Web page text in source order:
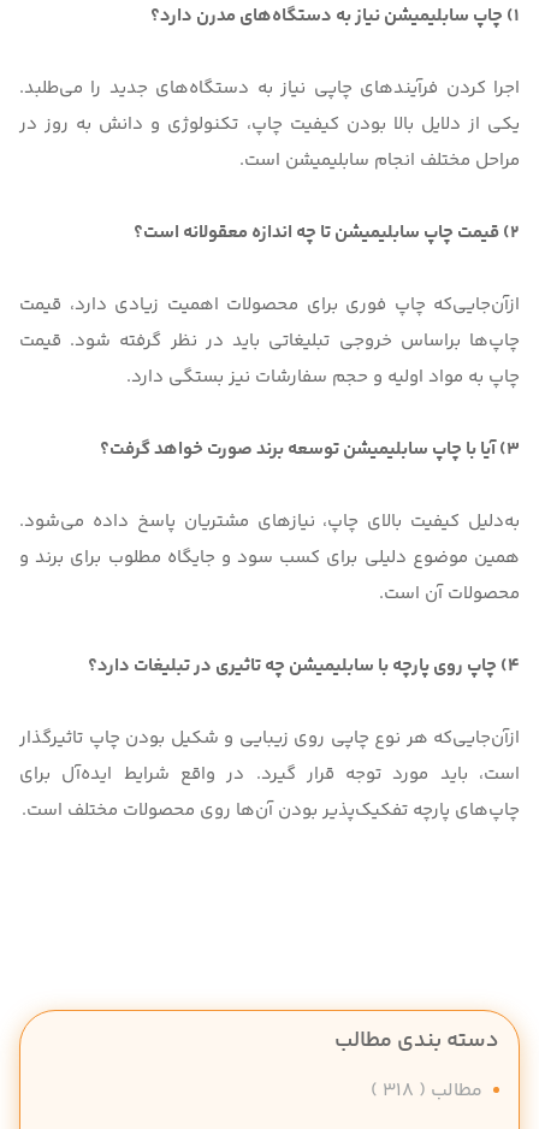
1) چاپ سابلیمیشن نیاز به دستگاه‌های مدرن دارد؟
اجرا کردن فرآیندهای چاپی نیاز به دستگاه‌های جدید را می‌طلبد.
یکی از دلایل بالا بودن کیفیت چاپ، تکنولوژی و دانش به ‌روز در
مراحل مختلف انجام سابلیمیشن است.
2) قیمت چاپ سابلیمیشن تا چه اندازه معقولانه است؟
ازآن‌جایی‌که چاپ فوری برای محصولات اهمیت زیادی دارد، قیمت
چاپ‌ها براساس خروجی تبلیغاتی باید در نظر گرفته شود. قیمت
چاپ به مواد اولیه و حجم سفارشات نیز بستگی دارد.
3) آیا با چاپ سابلیمیشن توسعه برند صورت خواهد گرفت؟
به‌دلیل کیفیت بالای چاپ، نیازهای مشتریان پاسخ داده می‌شود.
همین موضوع دلیلی برای کسب سود و جایگاه مطلوب برای برند و
محصولات آن است.
4) چاپ روی پارچه با سابلیمیشن چه تاثیری در تبلیغات دارد؟
ازآن‌جایی‌که هر نوع چاپی روی زیبایی و شکیل بودن چاپ تاثیرگذار
است، باید مورد توجه قرار گیرد. در واقع شرایط ایده‌آل برای
چاپ‌های پارچه تفکیک‌پذیر بودن آن‌ها روی محصولات مختلف است.
دسته بندی مطالب
مطالب ( 318 )